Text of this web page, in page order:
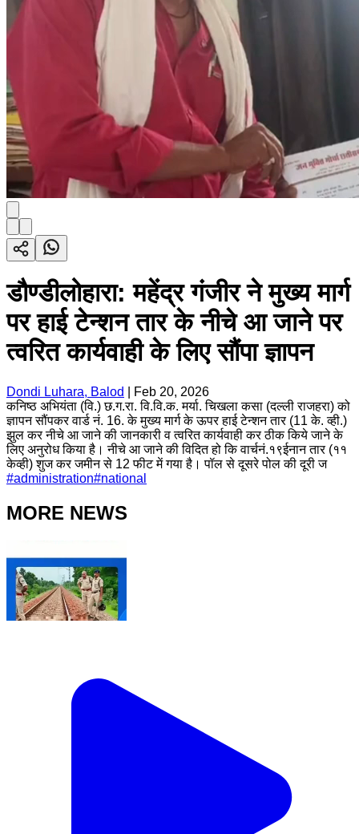
डौण्डीलोहारा: महेंद्र गंजीर ने मुख्य मार्ग
पर हाई टेन्शन तार के नीचे आ जाने पर
त्वरित कार्यवाही के लिए सौंपा ज्ञापन
Dondi Luhara, Balod
Feb 20, 2026
कनिष्ठ अभियंता (वि.) छ.ग.रा. वि.वि.क. मर्या. चिखला कसा (दल्ली राजहरा) को
ज्ञापन सौंपकर वार्ड नं. 16. के मुख्य मार्ग के ऊपर हाई टेन्शन तार (11 के. व्ही.)
झुल कर नीचे आ जाने की जानकारी व त्वरित कार्यवाही कर ठीक किये जाने के
लिए अनुरोध किया है। नीचे आ जाने की विदित हो कि वार्चनं.१९ईनान तार (११
केव्ही) शुज कर जमीन से 12 फीट में गया है। पॉल से दूसरे पोल की दूरी ज
#administration#national
MORE NEWS